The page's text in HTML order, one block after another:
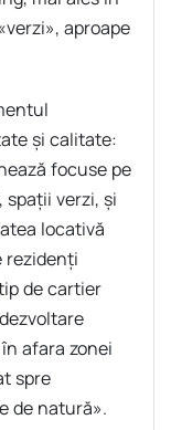
aproape
şi calitate:
focuse pe
verzi, şi
locativă
rezidenţi
de cartier
afara zonei
spre
de natură».